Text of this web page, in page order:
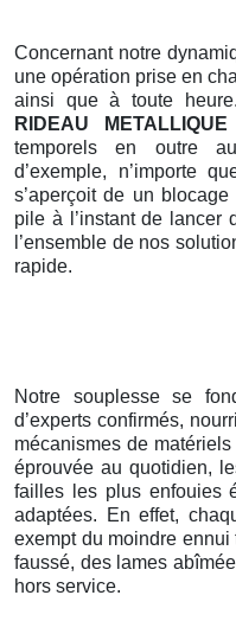
Concernant notre
une opération prise en
ainsi que à toute
RIDEAU METALLIQUE
temporels en outre
d’exemple, n’importe
s’aperçoit de un
pile à l’instant de lancer
l’ensemble de nos
rapide.
Notre souplesse se
d’experts confirmés,
mécanismes de
éprouvée au quotidien,
failles les plus enfouies
adaptées. En effet,
exempt du moindre
faussé, des lames
hors service.